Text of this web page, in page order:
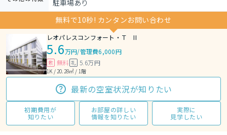
駐車場あり
無料で10秒! カンタンお問い合わせ
レオパレスコンフォート・Ｔ II
5.6万円/管理費6,000円
敷 無料 礼 5.6万円
1K / 20.28㎡ / 1階
最新の空室状況が知りたい
初期費用が
知りたい
お部屋の詳しい
情報を知りたい
実際に
見学したい